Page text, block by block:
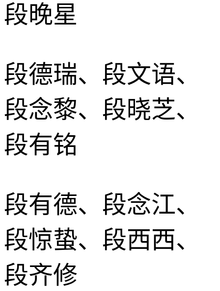
段晚星
段德瑞、段文语、
段念黎、段晓芝、
段有铭
段有德、段念江、
段惊蛰、段西西、
段齐修